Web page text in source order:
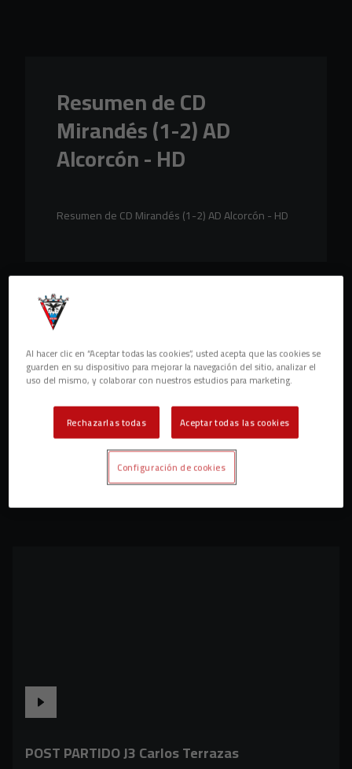
Resumen de CD
Mirandés (1-2) AD
Alcorcón - HD
Resumen de CD Mirandés (1-2) AD Alcorcón - HD
POST PARTIDO J3 Carlos Terrazas
Al hacer clic en “Aceptar todas las cookies”, usted acepta que las cookies se
guarden en su dispositivo para mejorar la navegación del sitio, analizar el
uso del mismo, y colaborar con nuestros estudios para marketing.
Rechazarlas todas Aceptar todas las cookies
Configuración de cookies